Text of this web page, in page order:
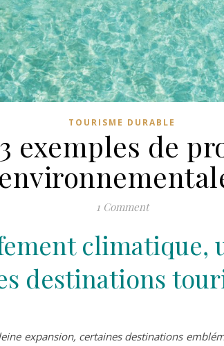
TOURISME DURABLE
exemples de
1 Comment
climatique,
destinations
expansion, certaines destinations